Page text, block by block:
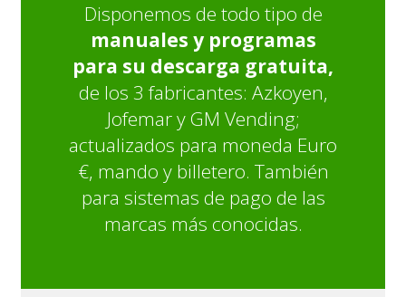
Disponemos de todo tipo de
manuales y programas
para su descarga gratuita,
de los 3 fabricantes: Azkoyen,
Jofemar y GM Vending;
actualizados para moneda Euro
€, mando y billetero. También
para sistemas de pago de las
marcas más conocidas.